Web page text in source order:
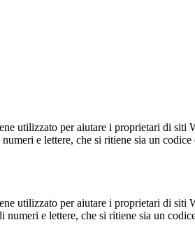
utilizzato per aiutare i proprietari di siti
e lettere, che si ritiene sia un
utilizzato per aiutare i proprietari di siti
e lettere, che si ritiene sia un